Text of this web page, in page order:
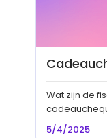
Wat zijn de
5/4/2025